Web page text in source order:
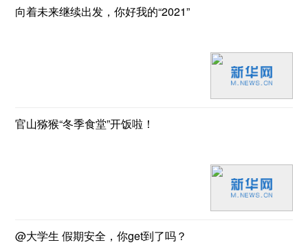
向着未来继续出发，你好我的“2021”
官山猕猴“冬季食堂”开饭啦！
@大学生 假期安全，你get到了吗？